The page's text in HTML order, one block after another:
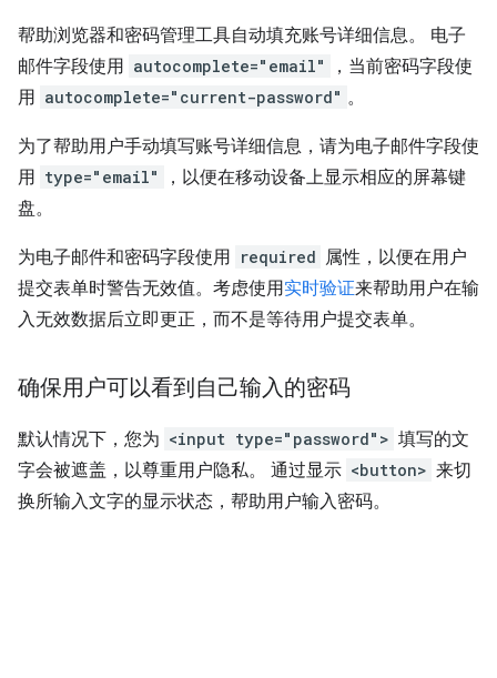
帮助浏览器和密码管理工具自动填充账号详细信息。 电子
邮件字段使用 autocomplete="email"
，当前密码字段使
用 autocomplete="current-password" 。
为了帮助用户手动填写账号详细信息，请为电子邮件字段使
用 type="email"
，以便在移动设备上显示相应的屏幕键
盘。
为电子邮件和密码字段使用 required 属性，以便在用户
提交表单时警告无效值。考虑使用实时验证来帮助用户在输
入无效数据后立即更正，而不是等待用户提交表单。
确保用户可以看到自己输入的密码
默认情况下，您为 <input type="password"> 填写的文
字会被遮盖，以尊重用户隐私。 通过显示 <button> 来切
换所输入文字的显示状态，帮助用户输入密码。